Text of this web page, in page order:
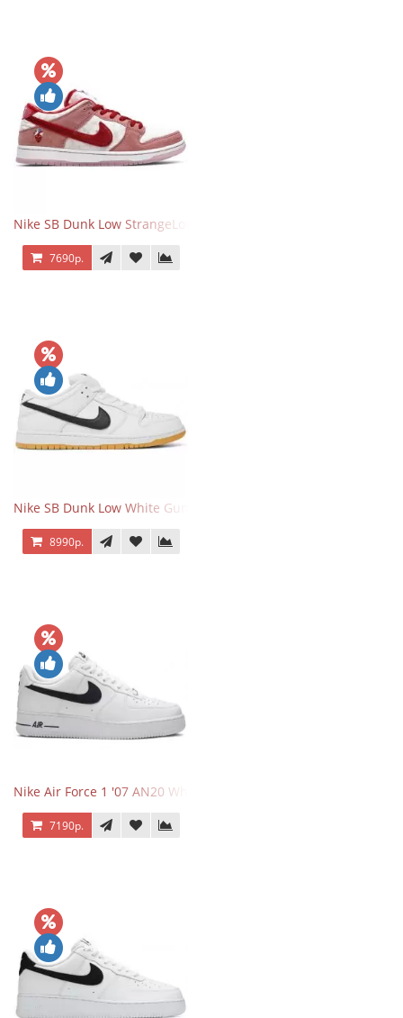
Nike SB Dunk Low StrangeLove Valentine's Day
7690р.
Nike SB Dunk Low White Gum
8990р.
Nike Air Force 1 '07 AN20 White Black
7190р.